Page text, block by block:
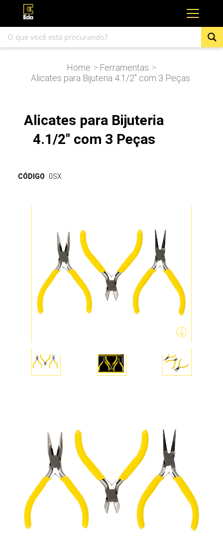
Home > Ferramentas >
Alicates para Bijuteria 4.1/2″ com 3 Peças
Alicates para Bijuteria
4.1/2" com 3 Peças
CÓDIGO 0SX